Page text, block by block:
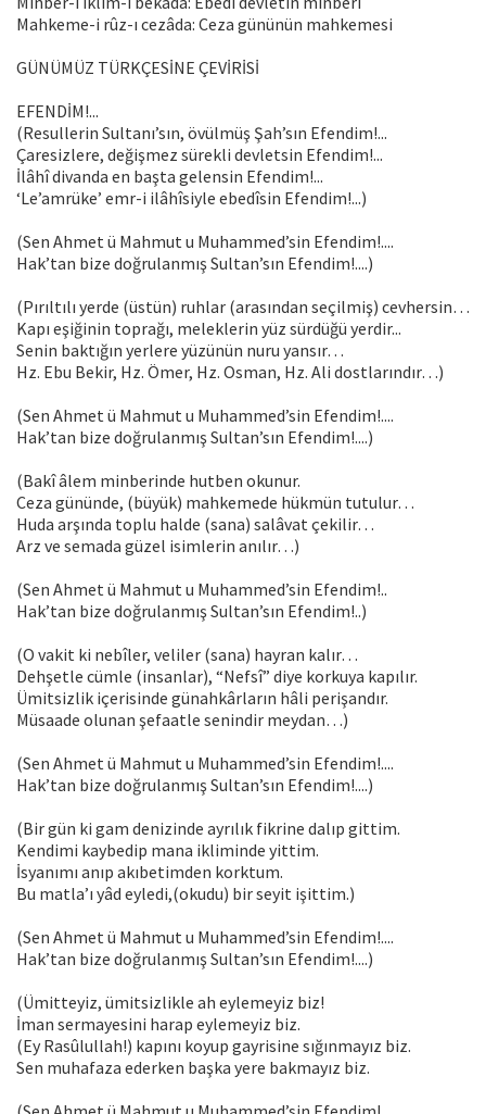
Mahkeme-i rûz-ı cezâda: Ceza gününün mahkemesi
GÜNÜMÜZ TÜRKÇESİNE ÇEVİRİSİ
EFENDİM!...
(Resullerin Sultanı’sın, övülmüş Şah’sın Efendim!...
Çaresizlere, değişmez sürekli devletsin Efendim!...
İlâhî divanda en başta gelensin Efendim!...
‘Le’amrüke’ emr-i ilâhîsiyle ebedîsin Efendim!...)
(Sen Ahmet ü Mahmut u Muhammed’sin Efendim!....
Hak’tan bize doğrulanmış Sultan’sın Efendim!....)
(Pırıltılı yerde (üstün) ruhlar (arasından seçilmiş) cevhersin…
Kapı eşiğinin toprağı, meleklerin yüz sürdüğü yerdir...
Senin baktığın yerlere yüzünün nuru yansır…
Hz. Ebu Bekir, Hz. Ömer, Hz. Osman, Hz. Ali dostlarındır…)
(Sen Ahmet ü Mahmut u Muhammed’sin Efendim!....
Hak’tan bize doğrulanmış Sultan’sın Efendim!....)
(Bakî âlem minberinde hutben okunur.
Ceza gününde, (büyük) mahkemede hükmün tutulur…
Huda arşında toplu halde (sana) salâvat çekilir…
Arz ve semada güzel isimlerin anılır…)
(Sen Ahmet ü Mahmut u Muhammed’sin Efendim!..
Hak’tan bize doğrulanmış Sultan’sın Efendim!..)
(O vakit ki nebîler, veliler (sana) hayran kalır…
Dehşetle cümle (insanlar), “Nefsî” diye korkuya kapılır.
Ümitsizlik içerisinde günahkârların hâli perişandır.
Müsaade olunan şefaatle senindir meydan…)
(Sen Ahmet ü Mahmut u Muhammed’sin Efendim!....
Hak’tan bize doğrulanmış Sultan’sın Efendim!....)
(Bir gün ki gam denizinde ayrılık fikrine dalıp gittim.
Kendimi kaybedip mana ikliminde yittim.
İsyanımı anıp akıbetimden korktum.
Bu matla’ı yâd eyledi,(okudu) bir seyit işittim.)
(Sen Ahmet ü Mahmut u Muhammed’sin Efendim!....
Hak’tan bize doğrulanmış Sultan’sın Efendim!....)
(Ümitteyiz, ümitsizlikle ah eylemeyiz biz!
İman sermayesini harap eylemeyiz biz.
(Ey Rasûlullah!) kapını koyup gayrisine sığınmayız biz.
Sen muhafaza ederken başka yere bakmayız biz.